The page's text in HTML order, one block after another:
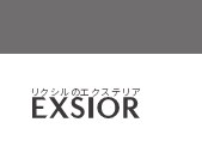
リクシルのエクステリア